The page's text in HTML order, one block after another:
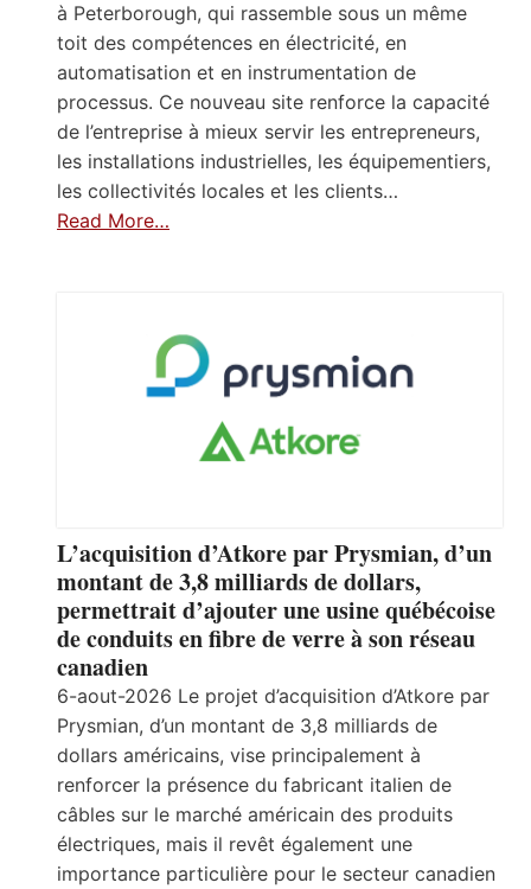
à Peterborough, qui rassemble sous un même
toit des compétences en électricité, en
automatisation et en instrumentation de
processus. Ce nouveau site renforce la capacité
de l’entreprise à mieux servir les entrepreneurs,
les installations industrielles, les équipementiers,
les collectivités locales et les clients…
Read More…
L’acquisition d’Atkore par Prysmian, d’un
montant de 3,8 milliards de dollars,
permettrait d’ajouter une usine québécoise
de conduits en fibre de verre à son réseau
canadien
6-aout-2026 Le projet d’acquisition d’Atkore par
Prysmian, d’un montant de 3,8 milliards de
dollars américains, vise principalement à
renforcer la présence du fabricant italien de
câbles sur le marché américain des produits
électriques, mais il revêt également une
importance particulière pour le secteur canadien